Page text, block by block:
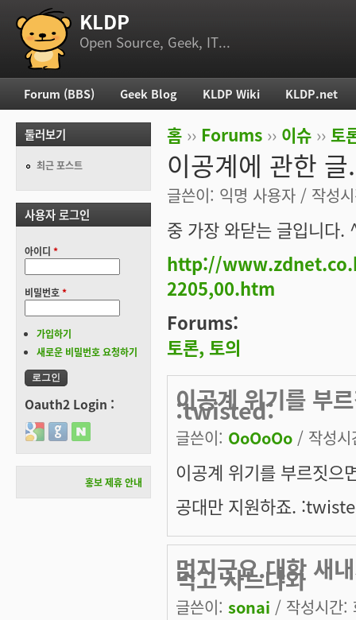
부 메뉴 KLDP
Open Source, Geek, IT...
현재 위치
홈 ›› Forums ›› 이슈 ›› 토
이공계에 관한 글
글쓴이: 익명 사용자 / 작성
중 가장 와닫는 글입니다.
http://
2205,00.htm
Forums:
토론, 토의
이공계 위기를 부
:twisted:
글쓴이: OoOoOo / 작성
이공계 위기를 부르짓으
공대만 지원하죠.
멋지군요.대학 새
먹고 사느냐와
글쓴이: sonai / 작성시간
주 메뉴
Forum (BBS) Geek Blog KLDP Wiki KLDP.net
둘러보기
최근 포스트
사용자 로그인
아이디 *
비밀번호*
가입하기
새로운 비밀번호 요청하기
Oauth2 Login :
Login with Google
Login with GitHub
Login with Naver
홍보 제휴 안내